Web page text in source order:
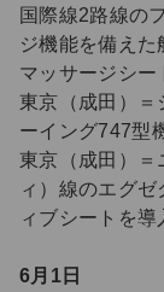
国際線2路線の
ジ機能を備え
マッサージシー
東京（成田）＝
ーイング747型
東京（成田）＝
ィ）線のエグ
ィブシートを導
6月1日